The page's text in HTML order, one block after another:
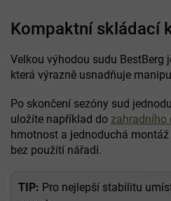
Kompaktní skládací
Velkou výhodou sudu BestBerg
která výrazně usnadňuje
Po skončení sezóny sud
uložíte například do zahradního
hmotnost a jednoduchá
bez použití nářadí.
TIP: Pro nejlepší stabilitu